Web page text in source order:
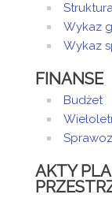
Wykaz
Wykaz
FINANSE
Budżet
AKTY